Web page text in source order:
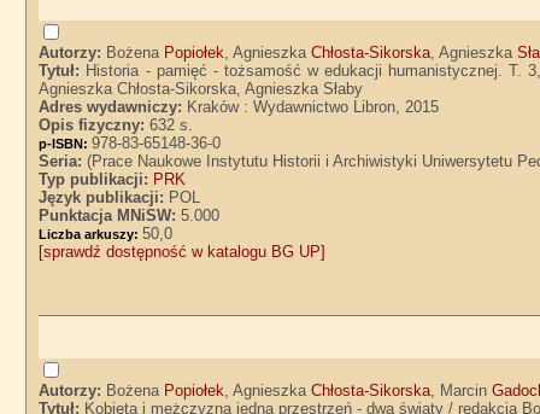
Autorzy: Bożena Popiołek, AgnieszkaChłosta-Sikorska, Agnieszka
Tytuł: Historia - pamięć - tożsamość w edukacji humanistycznej. T.
Agnieszka Chłosta-Sikorska, Agnieszka Słaby
Adres wydawniczy: Kraków : Wydawnictwo Libron, 2015
Opis fizyczny:632 s.
p-ISBN:978-83-65148-36-0
Seria:(Prace Naukowe Instytutu Historii i Archiwistyki Uniwersytetu
Typ publikacji: PRK
Język publikacji: POL
Punktacja MNiSW:5.000
Liczba arkuszy:50,0
[sprawdź dostępność w katalogu BG UP]
Autorzy: Bożena Popiołek, AgnieszkaChłosta-Sikorska, Marcin
Tytuł: Kobieta i mężczyzna jedna przestrzeń - dwa światy / redakcja